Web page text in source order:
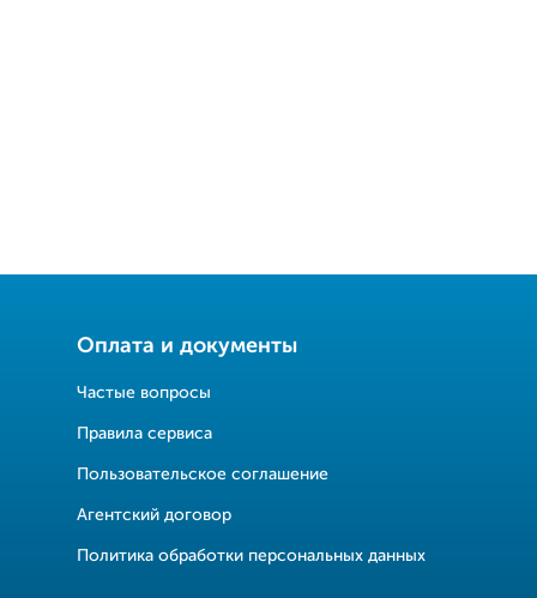
Оплата и документы
Частые вопросы
Правила сервиса
Пользовательское соглашение
Агентский договор
Политика обработки персональных данных